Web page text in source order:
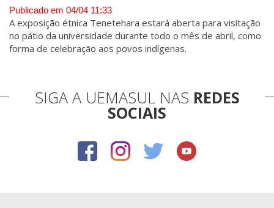
Publicado em 04/04 11:33
A exposição étnica Tenetehara estará aberta para visitação
no pátio da universidade durante todo o mês de abril, como
forma de celebração aos povos indígenas.
SIGA A UEMASUL NAS REDES
SOCIAIS